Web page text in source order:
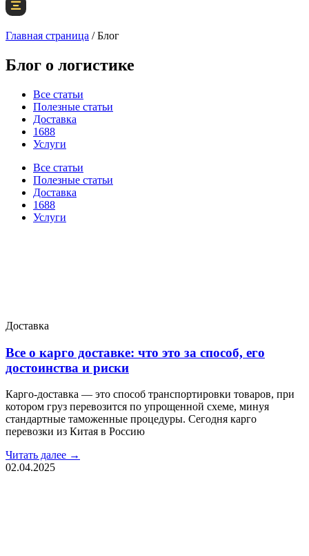
Главная страница /Блог
Блог о логистике
Все статьи
Полезные статьи
Доставка
1688
Услуги
Все статьи
Полезные статьи
Доставка
1688
Услуги
Доставка
Все о карго доставке: что это за способ, его
достоинства и риски
Карго-доставка — это способ транспортировки товаров, при
котором груз перевозится по упрощенной схеме, минуя
стандартные таможенные процедуры. Сегодня карго
перевозки из Китая в Россию
Читать далее →
02.04.2025